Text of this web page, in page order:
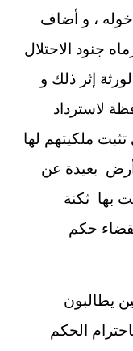
، و أضاف
جنود الاحتلال
إثر ذلك و
لاسترداد
ملكيتهم لها
أرض بعيدة عن
بها ثكنة
حكم
يطالبون
الحكم